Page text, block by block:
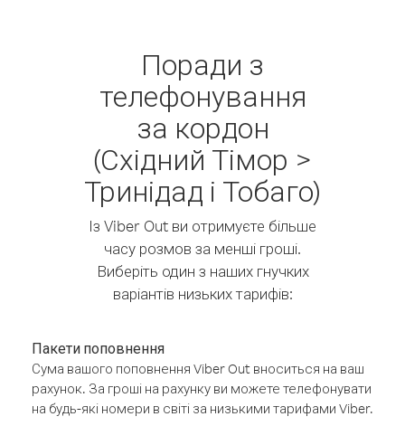
Поради з
телефонування
за кордон
(Східний Тімор >
Тринідад і Тобаго)
Із Viber Out ви отримуєте більше
часу розмов за менші гроші.
Виберіть один з наших гнучких
варіантів низьких тарифів:
Пакети поповнення
Сума вашого поповнення Viber Out вноситься на ваш
рахунок. За гроші на рахунку ви можете телефонувати
на будь-які номери в світі за низькими тарифами Viber.